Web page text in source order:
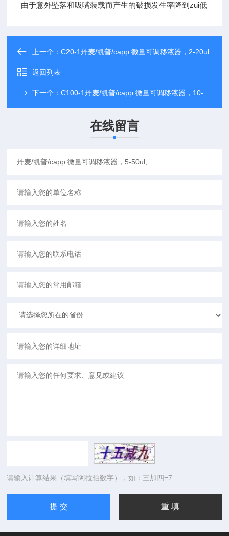
由于意外坠落和吸嘴装载而产生的破损发生率降到zui低
上一个：C20-1丹麦/凯普/capp 微量可调移液器，2-20ul
返回列表
下一个：C100-1丹麦/凯普/capp 微量可调移液器，10-100ul,
在线留言
请输入计算结果（填写阿拉伯数字），如：三加四=7